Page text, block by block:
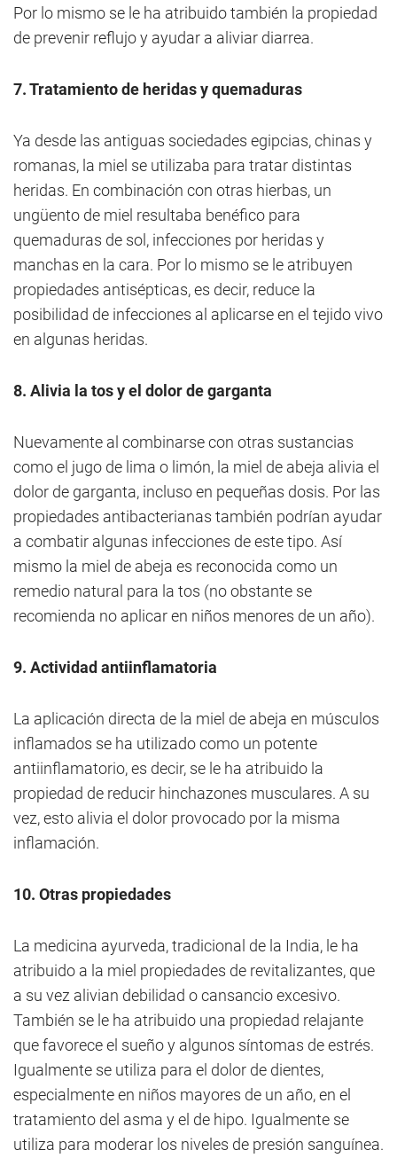
Por lo mismo se le ha atribuido también la propiedad
de prevenir reflujo y ayudar a aliviar diarrea.
7. Tratamiento de heridas y quemaduras
Ya desde las antiguas sociedades egipcias, chinas y
romanas, la miel se utilizaba para tratar distintas
heridas. En combinación con otras hierbas, un
ungüento de miel resultaba benéfico para
quemaduras de sol, infecciones por heridas y
manchas en la cara. Por lo mismo se le atribuyen
propiedades antisépticas, es decir, reduce la
posibilidad de infecciones al aplicarse en el tejido vivo
en algunas heridas.
8. Alivia la tos y el dolor de garganta
Nuevamente al combinarse con otras sustancias
como el jugo de lima o limón, la miel de abeja alivia el
dolor de garganta, incluso en pequeñas dosis. Por las
propiedades antibacterianas también podrían ayudar
a combatir algunas infecciones de este tipo. Así
mismo la miel de abeja es reconocida como un
remedio natural para la tos (no obstante se
recomienda no aplicar en niños menores de un año).
9. Actividad antiinflamatoria
La aplicación directa de la miel de abeja en músculos
inflamados se ha utilizado como un potente
antiinflamatorio, es decir, se le ha atribuido la
propiedad de reducir hinchazones musculares. A su
vez, esto alivia el dolor provocado por la misma
inflamación.
10. Otras propiedades
La medicina ayurveda, tradicional de la India, le ha
atribuido a la miel propiedades de revitalizantes, que
a su vez alivian debilidad o cansancio excesivo.
También se le ha atribuido una propiedad relajante
que favorece el sueño y algunos síntomas de estrés.
Igualmente se utiliza para el dolor de dientes,
especialmente en niños mayores de un año, en el
tratamiento del asma y el de hipo. Igualmente se
utiliza para moderar los niveles de presión sanguínea.